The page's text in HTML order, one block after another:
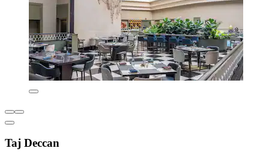
Taj Deccan